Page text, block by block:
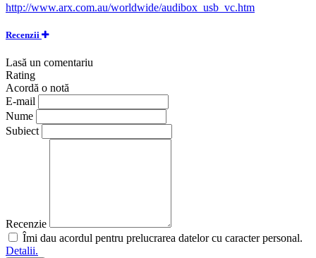
http://www.arx.com.au/worldwide/audibox_usb_vc.htm
Recenzii
Lasă un comentariu
Rating
Acordă o notă
E-mail
Nume
Subiect
Recenzie
Îmi dau acordul pentru prelucrarea datelor cu caracter personal.
Detalii.